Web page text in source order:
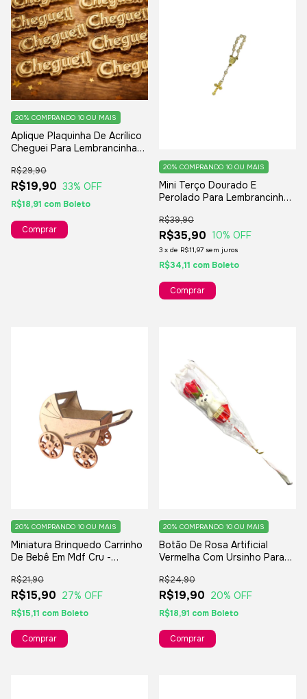
Aplique Plaquinha De Acrílico
Cheguei Para Lembrancinhas
Peças
R$19,90
R$29,90
33% OFF
20% COMPRANDO 10 OU MAIS
R$18,91 com Boleto
Comprar
Mini Terço Dourado E
Perolado Para Lembrancinhas
Unidades
R$35,90
R$39,90
10% OFF
3 x de R$11,97 sem juros
20% COMPRANDO 10 OU MAIS
R$34,11 com Boleto
Miniatura Brinquedo Carrinho
De Bebê Em Mdf Cru -
R$15,90
R$21,90
27% OFF
20% COMPRANDO 10 OU MAIS
R$15,11 com Boleto
Botão De Rosa Artificial
Vermelha Com Ursinho Para
R$19,90
R$24,90
20% OFF
20% COMPRANDO 10 OU MAIS
R$18,91 com Boleto